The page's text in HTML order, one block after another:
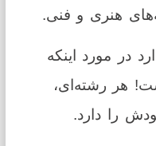
هنری و فنی.
در مورد اینکه
هر رشته‌ای،
را دارد.